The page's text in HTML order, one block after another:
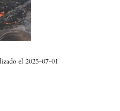
el 2025-07-01